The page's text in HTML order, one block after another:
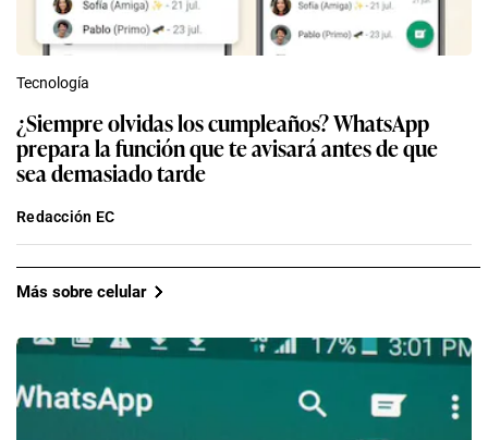
Tecnología
¿Siempre olvidas los cumpleaños? WhatsApp
prepara la función que te avisará antes de que
sea demasiado tarde
Redacción EC
Más sobre celular